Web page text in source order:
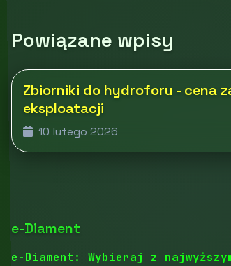
Powiązane wpisy
Zbiorniki do hydroforu - cena
eksploatacji
10 lutego 2026
e-Diament
e-Diament: Wybieraj z